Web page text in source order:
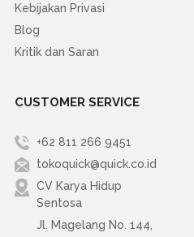
Kebijakan Privasi
Blog
Kritik dan Saran
CUSTOMER SERVICE
+62 811 266 9451
tokoquick@quick.co.id
CV Karya Hidup
Sentosa
Jl. Magelang No. 144,